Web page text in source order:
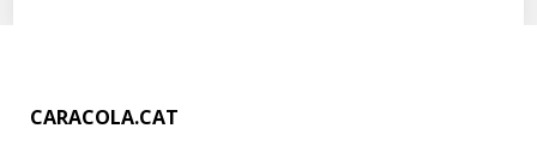
CARACOLA.CAT